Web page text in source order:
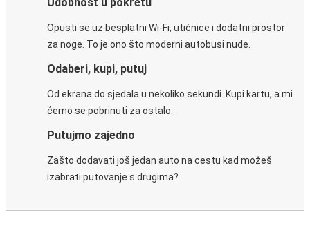
Opusti se uz besplatni Wi-Fi, utičnice i dodatni prostor
za noge. To je ono što moderni autobusi nude.
Odaberi, kupi, putuj
Od ekrana do sjedala u nekoliko sekundi. Kupi kartu, a mi
ćemo se pobrinuti za ostalo.
Putujmo zajedno
Zašto dodavati još jedan auto na cestu kad možeš
izabrati putovanje s drugima?